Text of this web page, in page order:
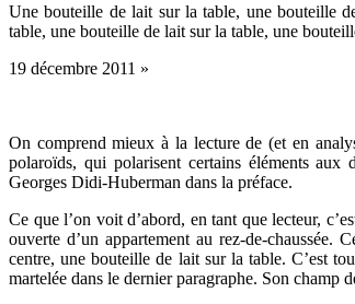
Une bouteille de lait sur la table, une bouteille
table, une bouteille de lait sur la table, une
19 décembre 2011 »
On comprend mieux à la lecture de (et en
polaroïds, qui polarisent certains éléments aux
Georges Didi-Huberman dans la préface.
Ce que l’on voit d’abord, en tant que lecteur,
ouverte d’un appartement au rez-de-chaussée.
centre, une bouteille de lait sur la table. C’est
martelée dans le dernier paragraphe. Son champ